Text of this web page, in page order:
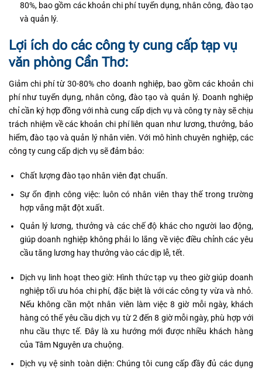
80%, bao gồm các khoản chi phí tuyển dụng, nhân công, đào tạo
và quản lý.
Lợi ích do các công ty cung cấp tạp vụ
văn phòng Cần Thơ:
Giảm chi phí từ 30-80% cho doanh nghiệp, bao gồm các khoản chi
phí như tuyển dụng, nhân công, đào tạo và quản lý. Doanh nghiệp
chỉ cần ký hợp đồng với nhà cung cấp dịch vụ và công ty này sẽ chịu
trách nhiệm về các khoản chi phí liên quan như lương, thưởng, bảo
hiểm, đào tạo và quản lý nhân viên. Với mô hình chuyên nghiệp, các
công ty cung cấp dịch vụ sẽ đảm bảo:
Chất lượng đào tạo nhân viên đạt chuẩn.
Sự ổn định công việc: luôn có nhân viên thay thế trong trường
hợp vắng mặt đột xuất.
Quản lý lương, thưởng và các chế độ khác cho người lao động,
giúp doanh nghiệp không phải lo lắng về việc điều chỉnh các yêu
cầu tăng lương hay thưởng vào các dịp lễ, tết.
Dịch vụ linh hoạt theo giờ: Hình thức tạp vụ theo giờ giúp doanh
nghiệp tối ưu hóa chi phí, đặc biệt là với các công ty vừa và nhỏ.
Nếu không cần một nhân viên làm việc 8 giờ mỗi ngày, khách
hàng có thể yêu cầu dịch vụ từ 2 đến 8 giờ mỗi ngày, phù hợp với
nhu cầu thực tế. Đây là xu hướng mới được nhiều khách hàng
của Tâm Nguyên ưa chuộng.
Dịch vụ vệ sinh toàn diện: Chúng tôi cung cấp đầy đủ các dụng